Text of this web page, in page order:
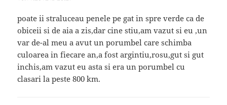
poate ii straluceau penele pe gat in spre verde ca de
obiceii si de aia a zis,dar cine stiu,am vazut si eu ,un
var de-al meu a avut un porumbel care schimba
culoarea in fiecare an,a fost argintiu,rosu,gut si gut
inchis,am vazut eu asta si era un porumbel cu
clasari la peste 800 km.